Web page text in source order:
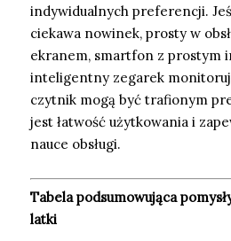
indywidualnych preferencji.
ciekawa nowinek, prosty w
ekranem, smartfon z prostym
inteligentny zegarek
czytnik mogą być trafionym
jest łatwość użytkowania i
nauce obsługi.
Tabela podsumowująca
latki